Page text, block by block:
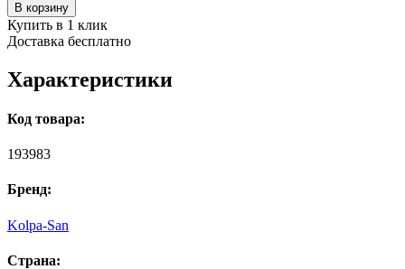
В корзину
Купить в 1 клик
Доставка бесплатно
Характеристики
Код товара:
193983
Бренд:
Kolpa-San
Страна: